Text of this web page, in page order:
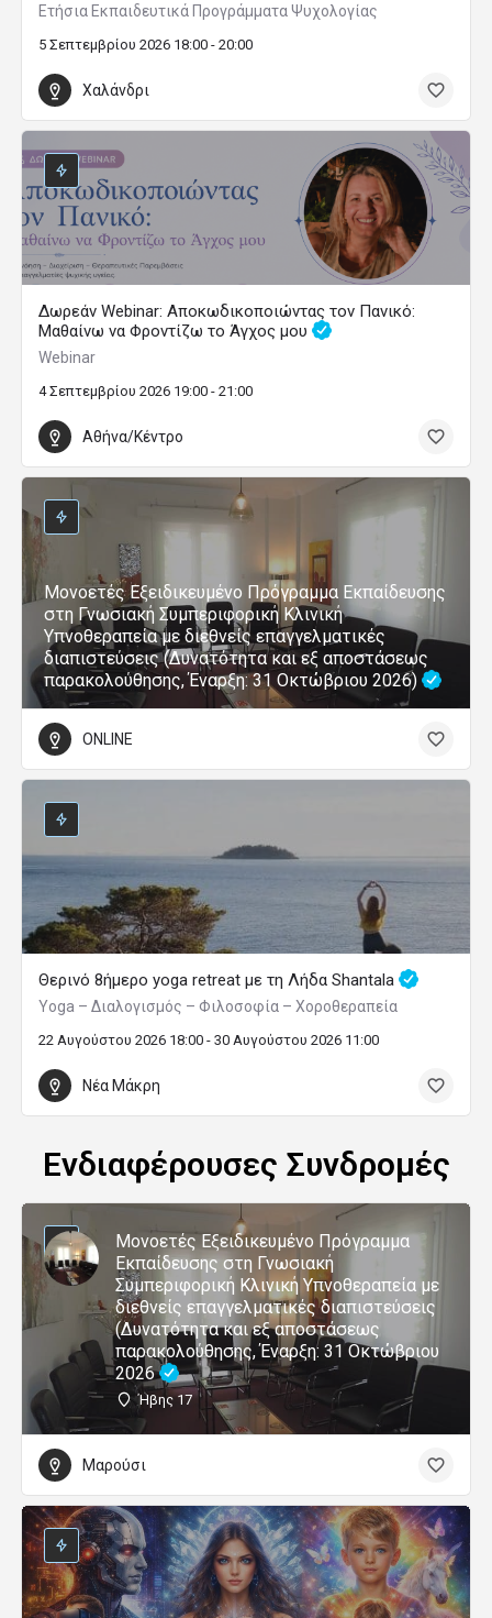
Ετήσια Εκπαιδευτικά Προγράμματα Ψυχολογίας
5 Σεπτεμβρίου 2026 18:00 - 20:00
Χαλάνδρι
Δωρεάν Webinar: Αποκωδικοποιώντας τον Πανικό:
Μαθαίνω να Φροντίζω το Άγχος μου
Webinar
4 Σεπτεμβρίου 2026 19:00 - 21:00
Αθήνα/Κέντρο
Μονοετές Εξειδικευμένο Πρόγραμμα Εκπαίδευσης
στη Γνωσιακή Συμπεριφορική Κλινική
Υπνοθεραπεία με διεθνείς επαγγελματικές
διαπιστεύσεις (Δυνατότητα και εξ αποστάσεως
παρακολούθησης, Έναρξη: 31 Οκτώβριου 2026)
ONLINE
Θερινό 8ήμερο yoga retreat με τη Λήδα Shantala
Yoga – Διαλογισμός – Φιλοσοφία – Χοροθεραπεία
22 Αυγούστου 2026 18:00 - 30 Αυγούστου 2026 11:00
Νέα Μάκρη
Ενδιαφέρουσες Συνδρομές
Μονοετές Εξειδικευμένο Πρόγραμμα
Εκπαίδευσης στη Γνωσιακή
Συμπεριφορική Κλινική Υπνοθεραπεία με
διεθνείς επαγγελματικές διαπιστεύσεις
(Δυνατότητα και εξ αποστάσεως
παρακολούθησης, Έναρξη: 31 Οκτώβριου
2026
Ήβης 17
Μαρούσι